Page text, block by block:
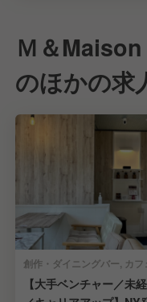
Ｍ＆
のほかの求
【大手ベンチャー／未